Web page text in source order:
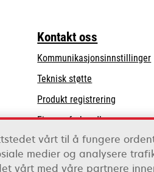
tab
Kontakt oss
Kommunikasjonsinnstillinger
Teknisk støtte
a
new
tab
Produkt registrering
Finn en forhandler
Liste over grossister
vårt til å fungere
medier og analysere
vårt med våre partnere